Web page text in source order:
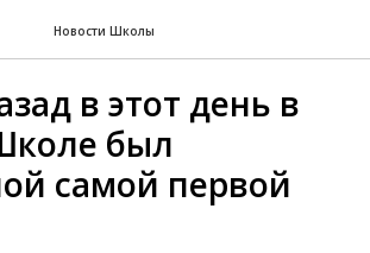
Новости Школы
в этот день в
был
самой первой